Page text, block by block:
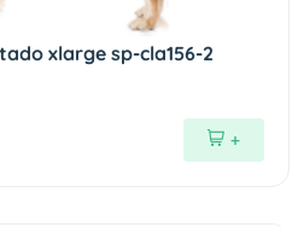
xlarge sp-cla156-2
+